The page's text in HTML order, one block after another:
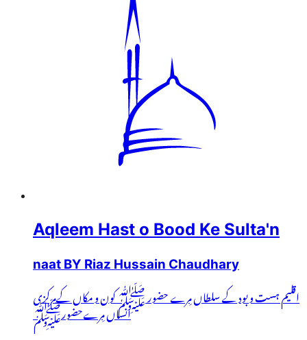
Aqleem Hast o Bood Ke Sulta'n
naat BY Riaz Hussain Chaudhary
اقلیم ہست و بود کے سلطاں مِرے حضور ﷺ کون و مکاں کےمرکزی
انساں مِرےحضورﷺ